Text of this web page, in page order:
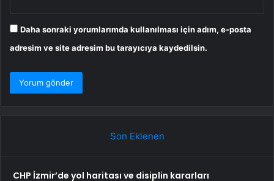
Daha sonraki yorumlarımda kullanılması için adım, e-posta
adresim ve site adresim bu tarayıcıya kaydedilsin.
Son Eklenen
CHP İzmir’de yol haritası ve disiplin kararları